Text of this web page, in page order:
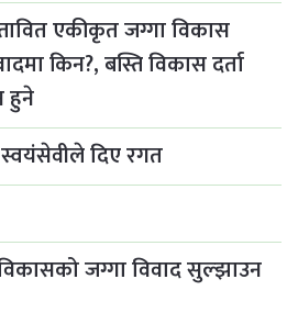
एकीकृत जग्गा विकास
किन?, बस्ति विकास दर्ता
हुने
दिए रगत
जग्गा विवाद सुल्झाउन